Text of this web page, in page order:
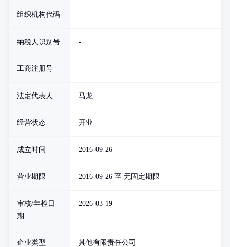
组织机构代码 -
纳税人识别号 -
工商注册号 -
法定代表人 马龙
经营状态 开业
成立时间 2016-09-26
营业期限 2016-09-26 至 无固定期限
审核/年检日
期
2026-03-19
企业类型 其他有限责任公司